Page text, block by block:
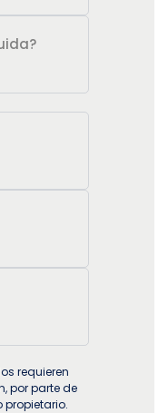
requieren
por parte de
propietario.